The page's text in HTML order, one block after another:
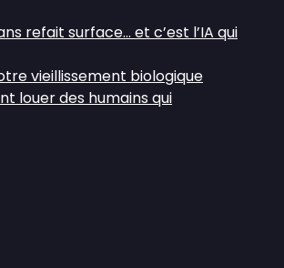
refait surface… et c’est l’IA qui
vieillissement biologique
louer des humains qui